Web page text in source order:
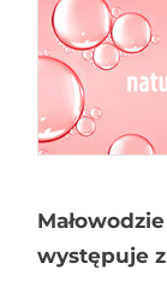
występuje